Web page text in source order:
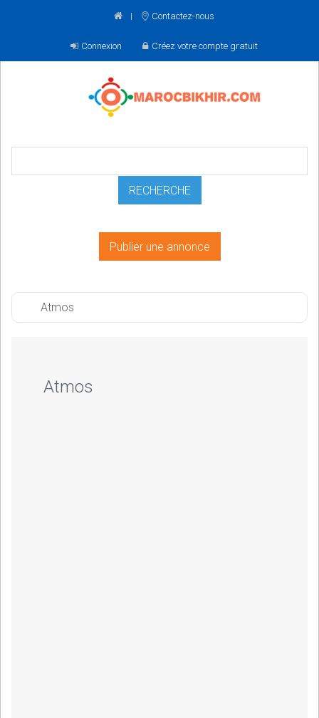
Contactez-nous
Connexion Créez votre compte gratuit
Publier une annonce
Atmos
Atmos